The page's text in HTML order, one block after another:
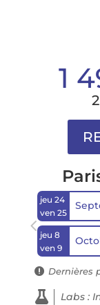
1
jeu 24
ven 25
jeu 8
ven 9
 Dernières
 Labs :